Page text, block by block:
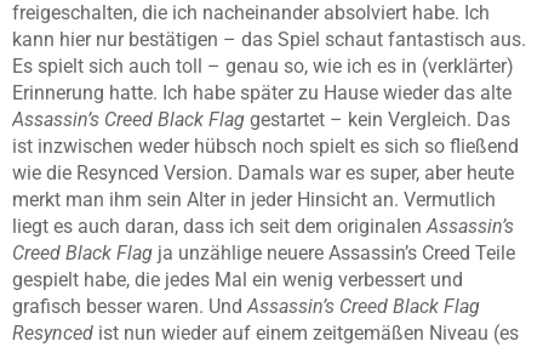
freigeschalten, die ich nacheinander absolviert habe. Ich
kann hier nur bestätigen – das Spiel schaut fantastisch aus.
Es spielt sich auch toll – genau so, wie ich es in (verklärter)
Erinnerung hatte. Ich habe später zu Hause wieder das alte
Assassin’s Creed Black Flag gestartet – kein Vergleich. Das
ist inzwischen weder hübsch noch spielt es sich so fließend
wie die Resynced Version. Damals war es super, aber heute
merkt man ihm sein Alter in jeder Hinsicht an. Vermutlich
liegt es auch daran, dass ich seit dem originalenAssassin’s
Creed Black Flag ja unzählige neuere Assassin’s Creed Teile
gespielt habe, die jedes Mal ein wenig verbessert und
grafisch besser waren. UndAssassin’s Creed Black Flag
Resynced ist nun wieder auf einem zeitgemäßen Niveau (es